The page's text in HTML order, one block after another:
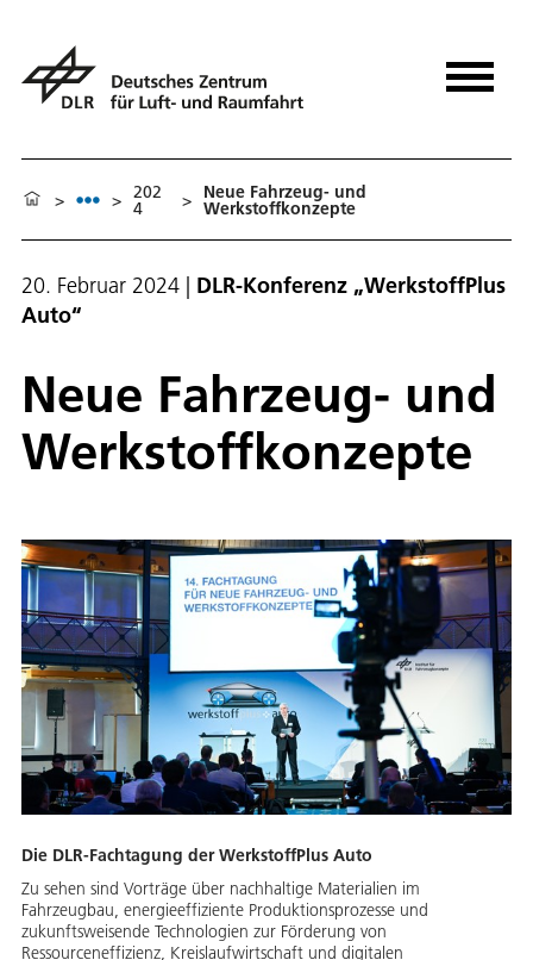
> > 202
4 > Neue Fahrzeug- und
Werkstoffkonzepte
20. Februar 2024 | DLR-Konferenz „WerkstoffPlus
Auto“
Neue Fahrzeug- und
Werkstoffkonzepte
Die DLR-Fachtagung der WerkstoffPlus Auto
Zu sehen sind Vorträge über nachhaltige Materialien im
Fahrzeugbau, energieeffiziente Produktionsprozesse und
zukunftsweisende Technologien zur Förderung von
Ressourceneffizienz, Kreislaufwirtschaft und digitalen